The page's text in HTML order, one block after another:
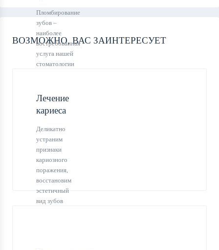
ВОЗМОЖНО, ВАС ЗАИНТЕРЕСУЕТ
Пломбирование
зубов –
наиболее
востребованная
услуга нашей
стоматологии
ВРЕМЯ ПРИЕМА
ПОНЕДЕЛЬНИК -
ВОСКРЕСЕНЬЕ
Ксения Игоревна
Лечение
кариеса
Деликатно
устраним
признаки
кариозного
поражения,
восстановим
эстетичный
вид зубов